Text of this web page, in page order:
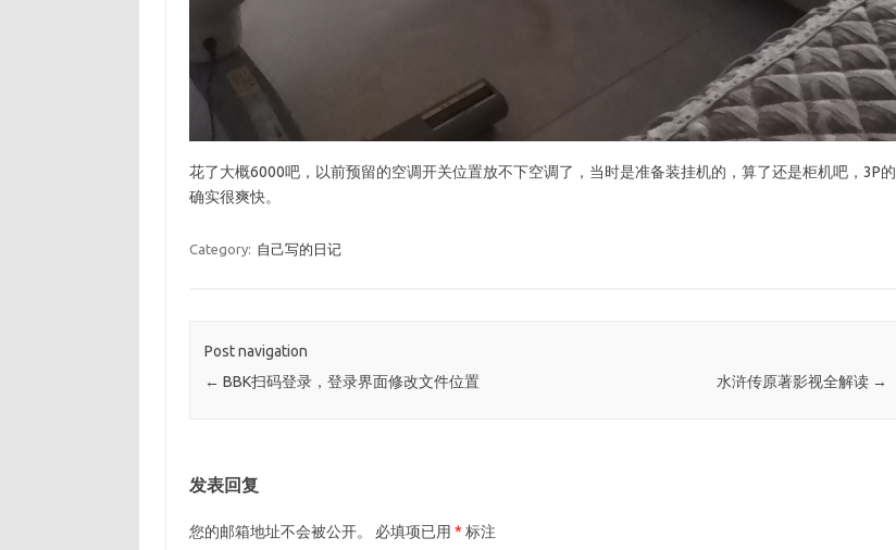
花了大概6000吧，以前预留的空调开关位置放不下空调了，当时是准备装挂机的，算了还是柜机吧，3P的
确实很爽快。
Category: 自己写的日记
Post navigation
← BBK扫码登录，登录界面修改文件位置 水浒传原著影视全解读 →
发表回复
您的邮箱地址不会被公开。 必填项已用 * 标注